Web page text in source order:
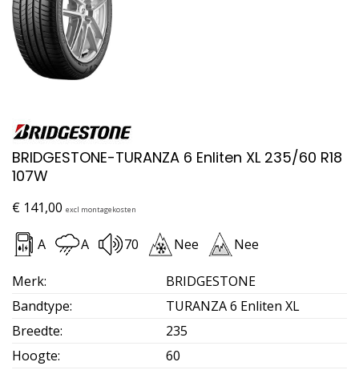
BRIDGESTONE-TURANZA 6 Enliten XL 235/60 R18
107W
€ 141,00 excl montagekosten
A A 70 Nee Nee
Merk:
BRIDGESTONE
Bandtype:
TURANZA 6 Enliten XL
Breedte:
235
Hoogte:
60